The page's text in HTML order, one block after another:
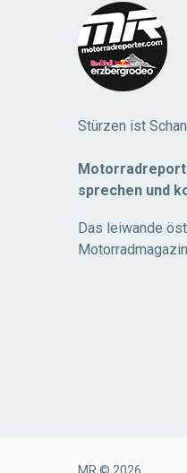
Stürzen ist
sprechen und
Das leiwande